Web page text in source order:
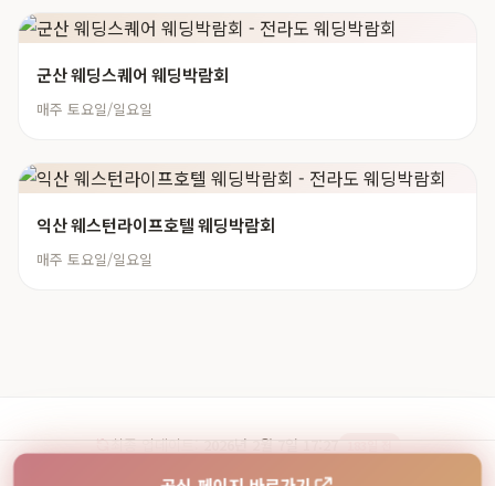
군산 웨딩스퀘어 웨딩박람회
매주 토요일/일요일
익산 웨스턴라이프호텔 웨딩박람회
매주 토요일/일요일
최종 업데이트: 2026년 2월 7일 17:27